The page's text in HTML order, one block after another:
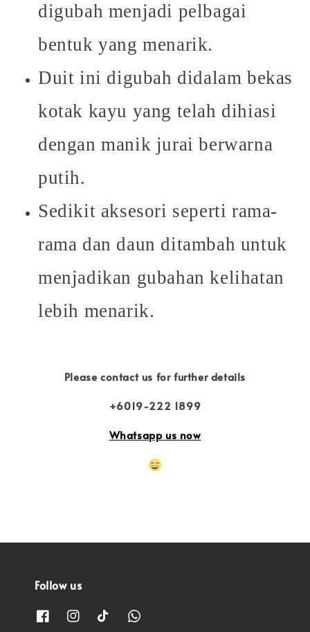
digubah menjadi pelbagai
bentuk yang menarik.
Duit ini digubah didalam bekas
kotak kayu yang telah dihiasi
dengan manik jurai berwarna
putih.
Sedikit aksesori seperti rama-
rama dan daun ditambah untuk
menjadikan gubahan kelihatan
lebih menarik.
Please contact us for further details
+6019-222 1899
Whatsapp us now
Follow us